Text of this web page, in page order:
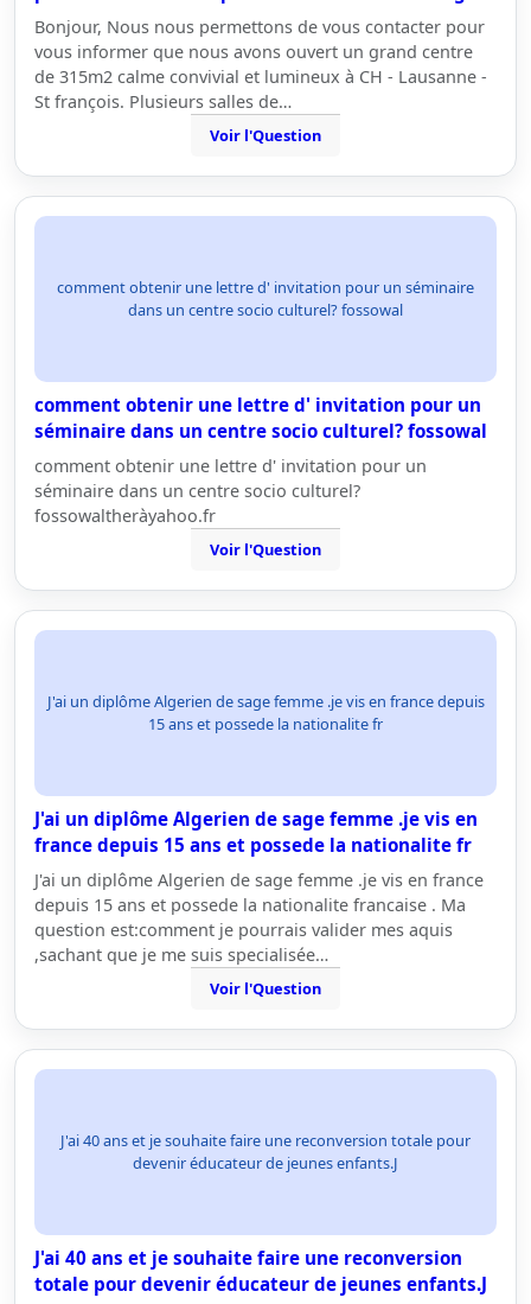
Bonjour, Nous nous permettons de vous contacter pour
vous informer que nous avons ouvert un grand centre
de 315m2 calme convivial et lumineux à CH - Lausanne -
St françois. Plusieurs salles de…
Voir l'Question
comment obtenir une lettre d' invitation pour un séminaire
dans un centre socio culturel? fossowal
comment obtenir une lettre d' invitation pour un
séminaire dans un centre socio culturel? fossowal
comment obtenir une lettre d' invitation pour un
séminaire dans un centre socio culturel?
fossowaltheràyahoo.fr
Voir l'Question
J'ai un diplôme Algerien de sage femme .je vis en france depuis
15 ans et possede la nationalite fr
J'ai un diplôme Algerien de sage femme .je vis en
france depuis 15 ans et possede la nationalite fr
J'ai un diplôme Algerien de sage femme .je vis en france
depuis 15 ans et possede la nationalite francaise . Ma
question est:comment je pourrais valider mes aquis
,sachant que je me suis specialisée…
Voir l'Question
J'ai 40 ans et je souhaite faire une reconversion totale pour
devenir éducateur de jeunes enfants.J
J'ai 40 ans et je souhaite faire une reconversion
totale pour devenir éducateur de jeunes enfants.J